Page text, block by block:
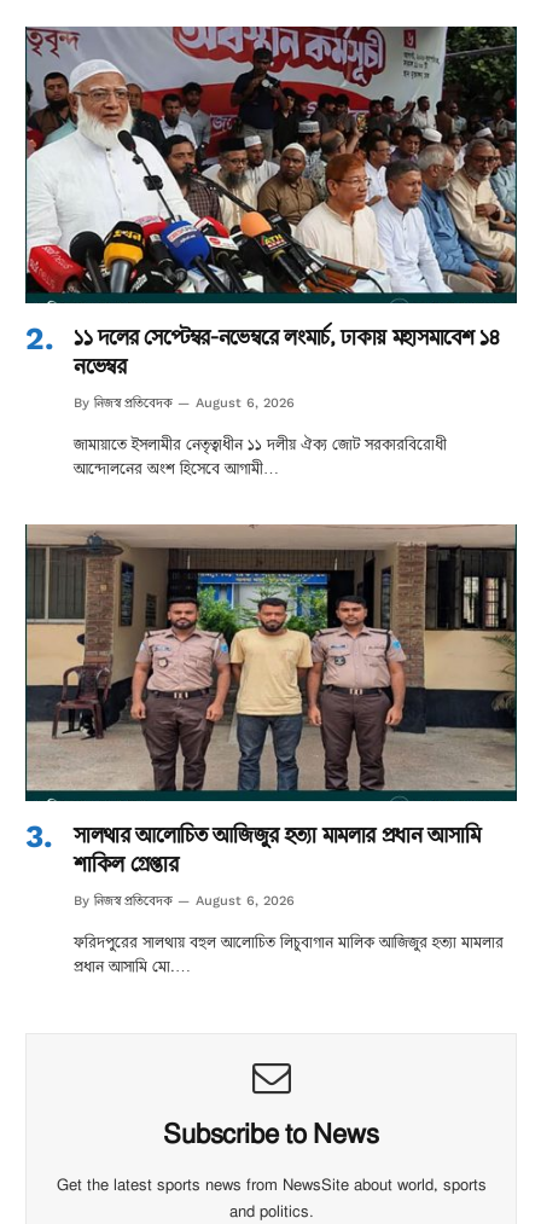
১১ দলের সেপ্টেম্বর-নভেম্বরে লংমার্চ, ঢাকায় মহাসমাবেশ ১৪
নভেম্বর
By নিজস্ব প্রতিবেদক August 6, 2026
জামায়াতে ইসলামীর নেতৃত্বাধীন ১১ দলীয় ঐক্য জোট সরকারবিরোধী
আন্দোলনের অংশ হিসেবে আগামী…
সালথার আলোচিত আজিজুর হত্যা মামলার প্রধান আসামি
শাকিল গ্রেপ্তার
By নিজস্ব প্রতিবেদক August 6, 2026
ফরিদপুরের সালথায় বহুল আলোচিত লিচুবাগান মালিক আজিজুর হত্যা মামলার
প্রধান আসামি মো.…
Subscribe to News
Get the latest sports news from NewsSite about world, sports
and politics.